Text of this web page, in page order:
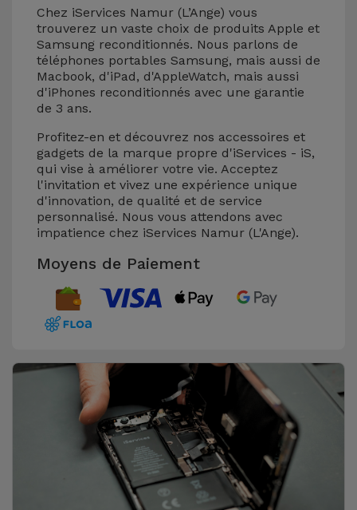
Chez iServices Namur (L’Ange) vous
trouverez un vaste choix de produits Apple et
Samsung reconditionnés. Nous parlons de
téléphones portables Samsung, mais aussi de
Macbook, d'iPad, d'AppleWatch, mais aussi
d'iPhones reconditionnés avec une garantie
de 3 ans.
Profitez-en et découvrez nos accessoires et
gadgets de la marque propre d'iServices - iS,
qui vise à améliorer votre vie. Acceptez
l'invitation et vivez une expérience unique
d'innovation, de qualité et de service
personnalisé. Nous vous attendons avec
impatience chez iServices Namur (L'Ange).
Moyens de Paiement